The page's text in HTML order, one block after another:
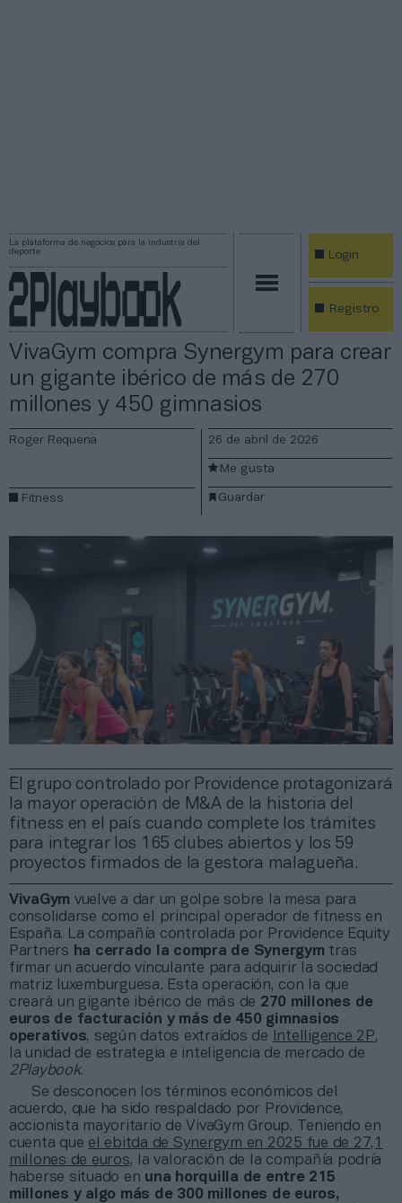
La plataforma de negocios para la industria del
deporte
Login
Registro
VivaGym compra Synergym para crear
un gigante ibérico de más de 270
millones y 450 gimnasios
El grupo controlado por Providence protagonizará
la mayor operación de M&A de la historia del
fitness en el país cuando complete los trámites
para integrar los 165 clubes abiertos y los 59
proyectos firmados de la gestora malagueña.
Roger Requena
Fitness
26 de abril de 2026
Guardar
Me gusta
VivaGym vuelve a dar un golpe sobre la mesa para
consolidarse como el principal operador de fitness en
España. La compañía controlada por Providence Equity
Partners ha cerrado la compra de Synergym tras
firmar un acuerdo vinculante para adquirir la sociedad
matriz luxemburguesa . Esta operación, con la que
creará un gigante ibérico de más de 270 millones de
euros de facturación y más de 450 gimnasios
operativos, según datos extraídos de Intelligence 2P,
la unidad de estrategia e inteligencia de mercado de
2Playbook.
Se desconocen los términos económicos del
acuerdo, que ha sido respaldado por Providence,
accionista mayoritario de VivaGym Group. Teniendo en
cuenta que el ebitda de Synergym en 2025 fue de 27,1
millones de euros, la valoración de la compañía podría
haberse situado en una horquilla de entre 215
millones y algo más de 300 millones de euros,